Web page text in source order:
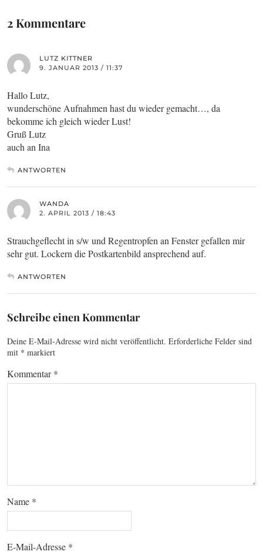
2 Kommentare
LUTZ KITTNER
9. JANUAR 2013 / 11:37
Hallo Lutz,
wunderschöne Aufnahmen hast du wieder gemacht…, da
bekomme ich gleich wieder Lust!
Gruß Lutz
auch an Ina
ANTWORTEN
WANDA
2. APRIL 2013 / 18:43
Strauchgeflecht in s/w und Regentropfen an Fenster gefallen mir
sehr gut. Lockern die Postkartenbild ansprechend auf.
ANTWORTEN
Schreibe einen Kommentar
Deine E-Mail-Adresse wird nicht veröffentlicht. Erforderliche Felder sind
mit * markiert
Kommentar*
Name *
E-Mail-Adresse *